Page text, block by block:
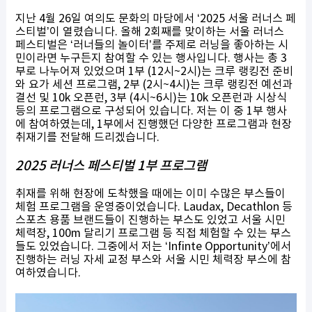
지난 4월 26일 여의도 문화의 마당에서 ‘2025 서울 러너스 페
스티벌’이 열렸습니다. 올해 2회째를 맞이하는 서울 러너스
페스티벌은 ‘러너들의 놀이터’를 주제로 러닝을 좋아하는 시
민이라면 누구든지 참여할 수 있는 행사입니다. 행사는 총 3
부로 나누어져 있었으며 1부 (12시~2시)는 크루 랭킹전 준비
와 요가 세션 프로그램, 2부 (2시~4시)는 크루 랭킹전 예선과
결선 및 10k 오픈런, 3부 (4시~6시)는 10k 오픈런과 시상식
등의 프로그램으로 구성되어 있습니다. 저는 이 중 1부 행사
에 참여하였는데, 1부에서 진행했던 다양한 프로그램과 현장
취재기를 전달해 드리겠습니다.
2025 러너스 페스티벌 1부 프로그램
취재를 위해 현장에 도착했을 때에는 이미 수많은 부스들이
체험 프로그램을 운영중이었습니다. Laudax, Decathlon 등
스포츠 용품 브랜드들이 진행하는 부스도 있었고 서울 시민
체력장, 100m 달리기 프로그램 등 직접 체험할 수 있는 부스
들도 있었습니다. 그중에서 저는 ‘Infinte Opportunity’에서
진행하는 러닝 자세 교정 부스와 서울 시민 체력장 부스에 참
여하였습니다.